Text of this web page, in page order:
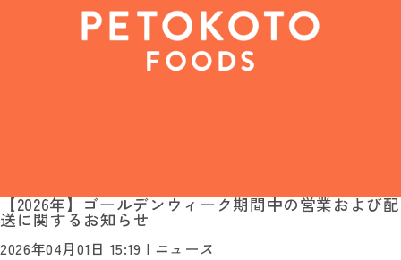
【2026年】ゴールデンウィーク期間中の営業および配
送に関するお知らせ
2026年04月01日 15:19 | ニュース